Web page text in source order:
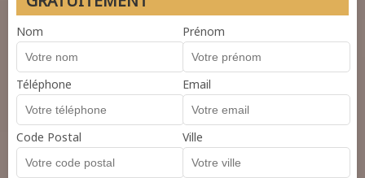
Nom Prénom
Téléphone Email
Code Postal Ville